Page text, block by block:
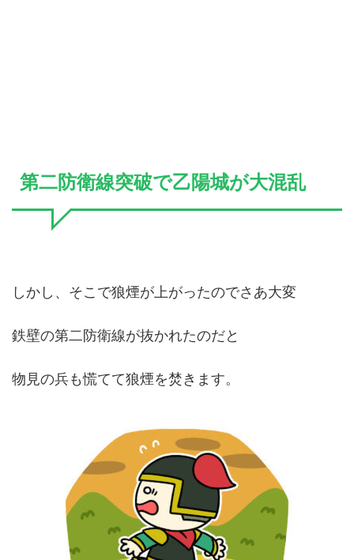
第二防衛線突破で乙陽城が大混乱
しかし、そこで狼煙が上がったのでさあ大変
鉄壁の第二防衛線が抜かれたのだと
物見の兵も慌てて狼煙を焚きます。